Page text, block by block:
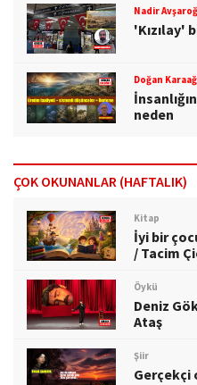
Nadir
'Kızılay'
Doğan
neden
ÇOK OKUNANLAR (HAFTALIK)
Kitap
İyi bir
/ Tacim
Öykü
Deniz
Ataş
Şiir
Gerçekçi